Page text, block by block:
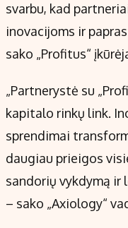
svarbu, kad
inovacijoms ir
sako „Profitus“
„Partnerystė su
kapitalo rinkų link.
sprendimai
daugiau prieigos
sandorių vykdymą
– sako „Axiology“